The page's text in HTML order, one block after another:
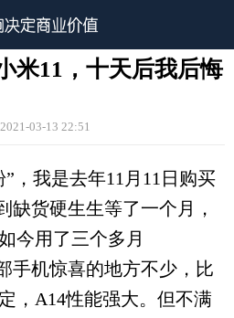
米11，十天后我后悔
03-13 22:51
我是去年11月11日购买
缺货硬生生等了一个月，
今用了三个多月
手机惊喜的地方不少，比
，A14性能强大。但不满